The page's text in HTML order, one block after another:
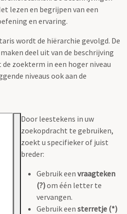
lezen en begrijpen van een
en ervaring.
wordt de hiërarchie gevolgd. De
deel uit van de beschrijving
zoekterm in een hoger niveau
niveaus ook aan de
Door leestekens in uw
zoekopdracht te gebruiken,
zoekt u specifieker of juist
breder:
Gebruik een vraagteken
(?)om één letter te
vervangen.
Gebruik een sterretje (*)